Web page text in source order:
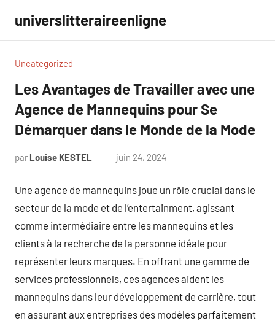
contenu
universlitteraireenligne
Uncategorized
Les Avantages de Travailler avec une
Agence de Mannequins pour Se
Démarquer dans le Monde de la Mode
par Louise KESTEL juin 24, 2024
Une agence de mannequins joue un rôle crucial dans le
secteur de la mode et de l’entertainment, agissant
comme intermédiaire entre les mannequins et les
clients à la recherche de la personne idéale pour
représenter leurs marques. En offrant une gamme de
services professionnels, ces agences aident les
mannequins dans leur développement de carrière, tout
en assurant aux entreprises des modèles parfaitement